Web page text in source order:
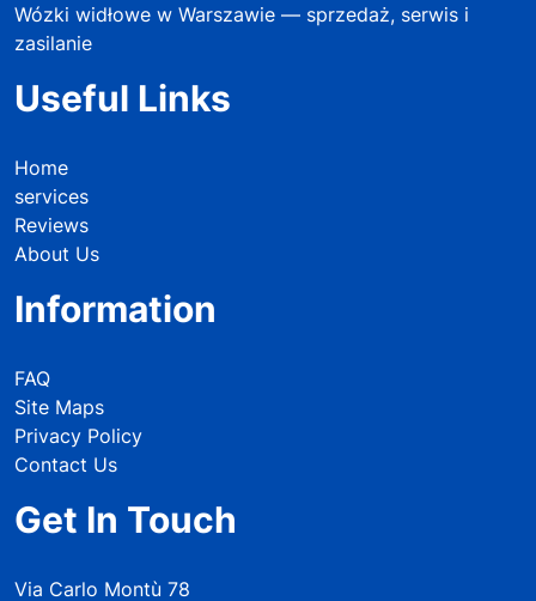
Wózki widłowe w Warszawie — sprzedaż, serwis i
zasilanie
Useful Links
Home
services
Reviews
About Us
Information
FAQ
Site Maps
Privacy Policy
Contact Us
Get In Touch
Via Carlo Montù 78